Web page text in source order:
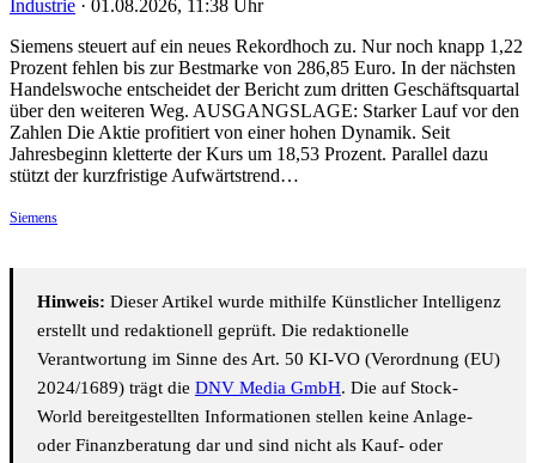
Industrie · 01.08.2026, 11:38 Uhr
Siemens steuert auf ein neues Rekordhoch zu. Nur noch knapp 1,22
Prozent fehlen bis zur Bestmarke von 286,85 Euro. In der nächsten
Handelswoche entscheidet der Bericht zum dritten Geschäftsquartal
über den weiteren Weg. AUSGANGSLAGE: Starker Lauf vor den
Zahlen Die Aktie profitiert von einer hohen Dynamik. Seit
Jahresbeginn kletterte der Kurs um 18,53 Prozent. Parallel dazu
stützt der kurzfristige Aufwärtstrend…
Siemens
Hinweis: Dieser Artikel wurde mithilfe Künstlicher Intelligenz
erstellt und redaktionell geprüft. Die redaktionelle
Verantwortung im Sinne des Art. 50 KI-VO (Verordnung (EU)
2024/1689) trägt die DNV Media GmbH. Die auf Stock-
World bereitgestellten Informationen stellen keine Anlage-
oder Finanzberatung dar und sind nicht als Kauf- oder